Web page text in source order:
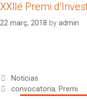
XXIIé Premi
22 març, 2018 by admin
Noticias
convocatoria, Premi